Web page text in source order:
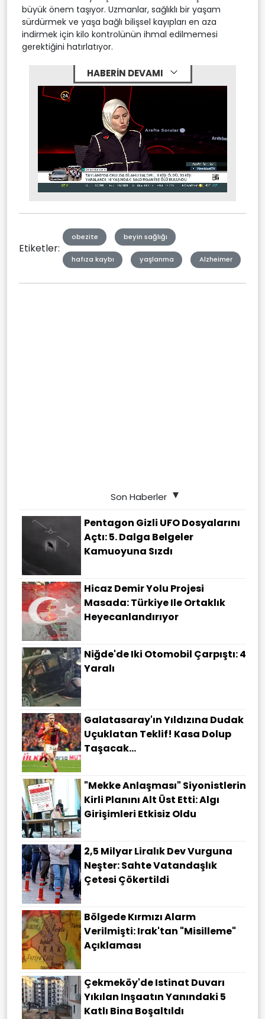
büyük önem taşıyor. Uzmanlar, sağlıklı bir yaşam
sürdürmek ve yaşa bağlı bilişsel kayıpları en aza
indirmek için kilo kontrolünün ihmal edilmemesi
gerektiğini hatırlatıyor.
HABERİN DEVAMI
Mute Stream
Etiketler:
obezite beyin sağlığı
hafıza kaybı yaşlanma Alzheimer
Son Haberler
Pentagon Gizli UFO Dosyalarını
Açtı: 5. Dalga Belgeler
Kamuoyuna Sızdı
Hicaz Demir Yolu Projesi
Masada: Türkiye Ile Ortaklık
Heyecanlandırıyor
Niğde'de Iki Otomobil Çarpıştı: 4
Yaralı
Galatasaray'ın Yıldızına Dudak
Uçuklatan Teklif! Kasa Dolup
Taşacak...
"Mekke Anlaşması" Siyonistlerin
Kirli Planını Alt Üst Etti: Algı
Girişimleri Etkisiz Oldu
2,5 Milyar Liralık Dev Vurguna
Neşter: Sahte Vatandaşlık
Çetesi Çökertildi
Bölgede Kırmızı Alarm
Verilmişti: Irak'tan "misilleme"
Açıklaması
Çekmeköy'de Istinat Duvarı
Yıkılan Inşaatın Yanındaki 5
Katlı Bina Boşaltıldı